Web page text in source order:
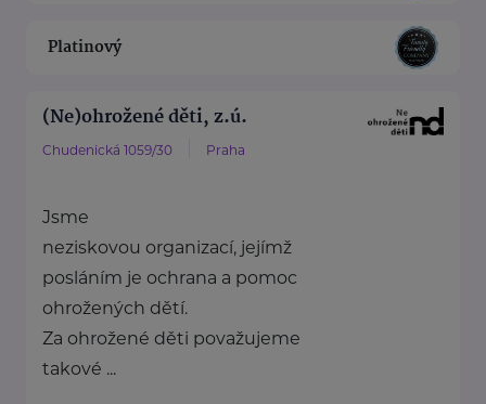
Platinový
(Ne)ohrožené děti, z.ú.
Chudenická 1059/30 Praha
Jsme
neziskovou organizací, jejímž
posláním je ochrana a pomoc
ohrožených dětí.
Za ohrožené děti považujeme
takové ...